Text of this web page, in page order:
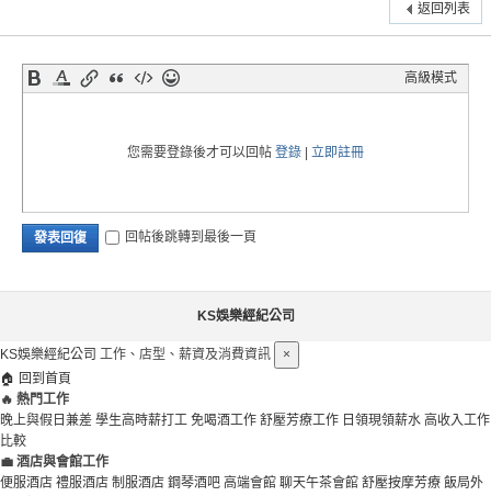
【鋼琴酒吧小姐與便服酒店小姐】的差
異性?
在酒店工作上班如何閃酒公關小姐必看!
摸嗎?
台北東區鋼琴酒吧,鋼琴酒吧上班,鋼琴酒酒店上班心中13個疑問大解答-KS八大
返回列表
高級模式
您需要登錄後才可以回帖 登錄 立即註冊
發表回復 回帖後跳轉到最後一頁
KS娛樂經紀公司
KS娛樂經紀公司 工作、店型、薪資及消費資訊
×
🏠 回到首頁
🔥 熱門工作
晚上與假日兼差 學生高時薪打工 免喝酒工作 舒壓芳療工作 日領現領薪水 高收入工作
比較
💼 酒店與會館工作
便服酒店 禮服酒店 制服酒店 鋼琴酒吧 高端會館 聊天午茶會館 舒壓按摩芳療 飯局外